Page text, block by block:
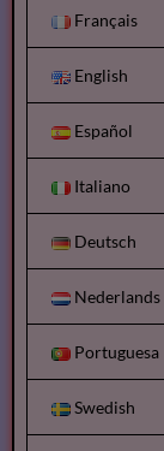
Français
English
Español
Italiano
Deutsch
Nederlands
Portuguesa
Swedish